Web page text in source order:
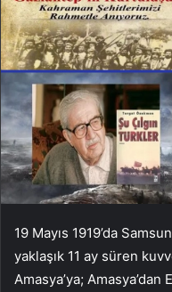
19 Mayıs 1919’da
yaklaşık 11 ay süren
Amasya’ya; Amasya’dan